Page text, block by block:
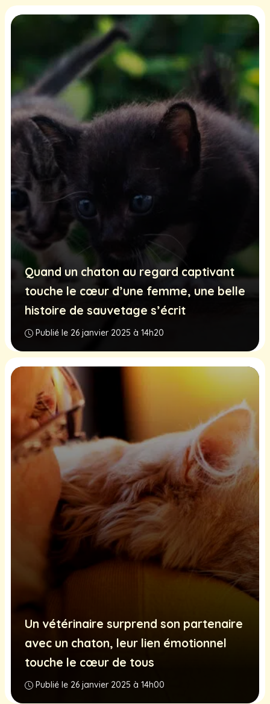
Quand un chaton au regard captivant
touche le cœur d’une femme, une belle
histoire de sauvetage s’écrit
Publié le 26 janvier 2025 à 14h20
Un vétérinaire surprend son partenaire
avec un chaton, leur lien émotionnel
touche le cœur de tous
Publié le 26 janvier 2025 à 14h00